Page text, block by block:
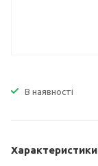
В наявності
Характеристики